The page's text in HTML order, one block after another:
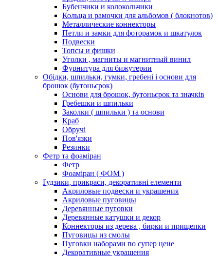
Бубенчики и колокольчики
Кольца и рамочки для альбомов ( блокнотов)
Металлические коннекторы
Петли и замки для фоторамок и шкатулок
Подвески
Топсы и фишки
Уголки , магниты и магнитный винил
Фурнитура для бижутерии
Обідки, шпильки, гумки, гребені і основи для
брошок (бутоньєрок)
Основи для брошок, бутоньєрок та значків
Гребешки и шпильки
Заколки ( шпильки ) та основи
Краб
Обручі
Пов'язки
Резинки
Фетр та фоаміран
Фетр
Фоаміран ( ФОМ )
Ґудзики, прикраси, декоративні елементи
Акриловые подвески и украшения
Акриловые пуговицы
Деревянные пуговки
Деревянные катушки и декор
Коннекторы из дерева , бирки и прищепки
Пуговицы из смолы
Пуговки наборами по супер цене
Декоративные украшения